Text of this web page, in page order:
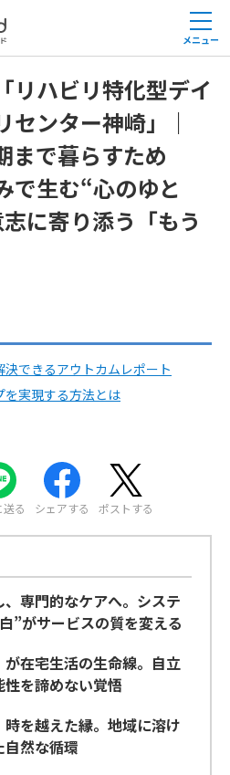
メニュー
リハビリ特化型デイ
ンター神崎」｜
まで暮らすため
生む“心のゆと
に寄り添う「もう
できるアウトカムレポート
実現する方法とは
送る シェアする ポストする
専門的なケアへ。システ
”がサービスの質を変える
が在宅生活の生命線。自立
を諦めない覚悟
を越えた縁。地域に溶け
然な循環